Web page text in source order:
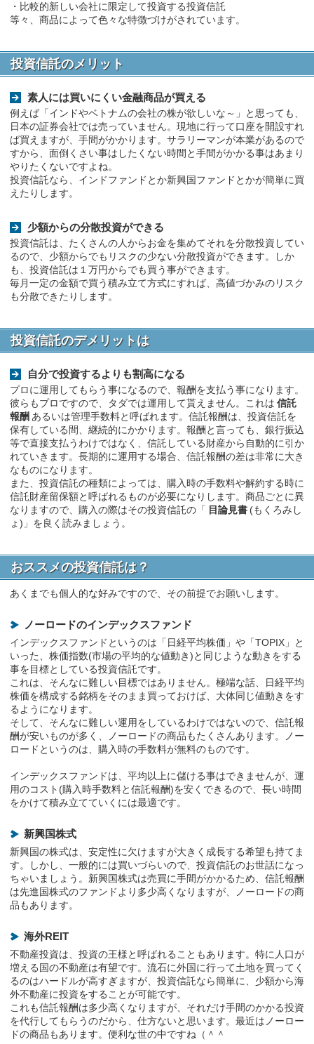
・比較的新しい会社に限定して投資する投資信託
等々、商品によって色々な特徴づけがされています。
投資信託のメリット
素人には買いにくい金融商品が買える
例えば「インドやベトナムの会社の株が欲しいな～」と思っても、
日本の証券会社では売っていません。現地に行って口座を開設すれ
ば買えますが、手間がかかります。サラリーマンが本業があるので
すから、面倒くさい事はしたくない時間と手間がかかる事はあまり
やりたくないですよね。
投資信託なら、インドファンドとか新興国ファンドとかが簡単に買
えたりします。
少額からの分散投資ができる
投資信託は、たくさんの人からお金を集めてそれを分散投資してい
るので、少額からでもリスクの少ない分散投資ができます。しか
も、投資信託は１万円からでも買う事ができます。
毎月一定の金額で買う積み立て方式にすれば、高値づかみのリスク
も分散できたりします。
投資信託のデメリットは
自分で投資するよりも割高になる
プロに運用してもらう事になるので、報酬を支払う事になります。
彼らもプロですので、タダでは運用して貰えません。これは 信託
報酬 あるいは管理手数料と呼ばれます。信託報酬は、投資信託を
保有している間、継続的にかかります。報酬と言っても、銀行振込
等で直接支払うわけではなく、信託している財産から自動的に引か
れていきます。長期的に運用する場合、信託報酬の差は非常に大き
なものになります。
また、投資信託の種類によっては、購入時の手数料や解約する時に
信託財産留保額と呼ばれるものが必要になりします。商品ごとに異
なりますので、購入の際はその投資信託の「 目論見書 (もくろみし
ょ)」を良く読みましょう。
おススメの投資信託は？
あくまでも個人的な好みですので、その前提でお願いします。
ノーロードのインデックスファンド
インデックスファンドというのは「日経平均株価」や「TOPIX」と
いった、株価指数(市場の平均的な値動き)と同じような動きをする
事を目標としている投資信託です。
これは、そんなに難しい目標ではありません。極端な話、日経平均
株価を構成する銘柄をそのまま買っておけば、大体同じ値動きをす
るようになります。
そして、そんなに難しい運用をしているわけではないので、信託報
酬が安いものが多く、ノーロードの商品もたくさんあります。ノー
ロードというのは、購入時の手数料が無料のものです。
インデックスファンドは、平均以上に儲ける事はできませんが、運
用のコスト(購入時手数料と信託報酬)を安くできるので、長い時間
をかけて積み立てていくには最適です。
新興国株式
新興国の株式は、安定性に欠けますが大きく成長する希望も持てま
す。しかし、一般的には買いづらいので、投資信託のお世話になっ
ちゃいましょう。新興国株式は売買に手間がかかるため、信託報酬
は先進国株式のファンドより多少高くなりますが、ノーロードの商
品もあります。
海外REIT
不動産投資は、投資の王様と呼ばれることもあります。特に人口が
増える国の不動産は有望です。流石に外国に行って土地を買ってく
るのはハードルが高すぎますが、投資信託なら簡単に、少額から海
外不動産に投資をすることが可能です。
これも信託報酬は多少高くなりますが、それだけ手間のかかる投資
を代行してもらうのだから、仕方ないと思います。最近はノーロー
ドの商品もあります。便利な世の中ですね（＾＾